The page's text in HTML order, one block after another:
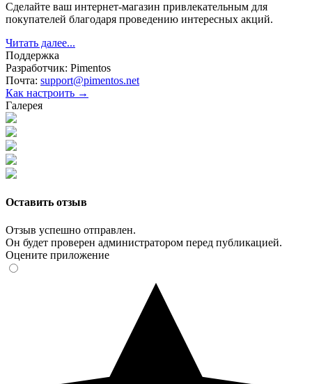
Сделайте ваш интернет-магазин привлекательным для
покупателей благодаря проведению интересных акций.
Читать далее...
Поддержка
Разработчик: Pimentos
Почта: support@pimentos.net
Как настроить →
Галерея
Оставить отзыв
Отзыв успешно отправлен.
Он будет проверен администратором перед публикацией.
Оцените приложение